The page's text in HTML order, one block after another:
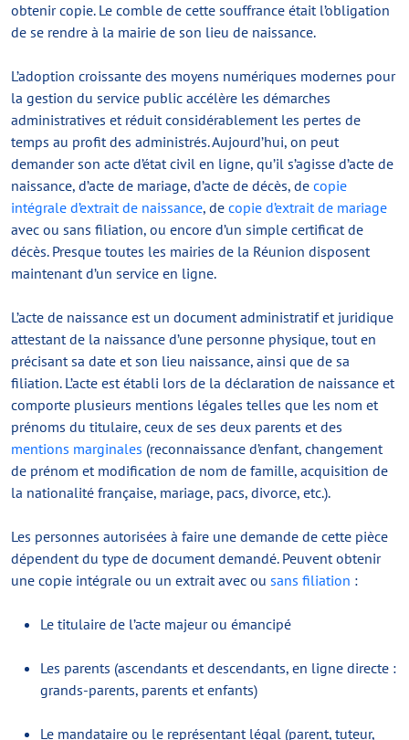
obtenir copie. Le comble de cette souffrance était l’obligation
de se rendre à la mairie de son lieu de naissance.
L’adoption croissante des moyens numériques modernes pour
la gestion du service public accélère les démarches
administratives et réduit considérablement les pertes de
temps au profit des administrés. Aujourd’hui, on peut
demander son acte d’état civil en ligne, qu’il s’agisse d’acte de
naissance, d’acte de mariage, d’acte de décès, de copie
intégrale d’extrait de naissance, de copie d’extrait de mariage
avec ou sans filiation, ou encore d’un simple certificat de
décès. Presque toutes les mairies de la Réunion disposent
maintenant d’un service en ligne.
L’acte de naissance est un document administratif et juridique
attestant de la naissance d’une personne physique, tout en
précisant sa date et son lieu naissance, ainsi que de sa
filiation. L’acte est établi lors de la déclaration de naissance et
comporte plusieurs mentions légales telles que les nom et
prénoms du titulaire, ceux de ses deux parents et des
mentions marginales (reconnaissance d’enfant, changement
de prénom et modification de nom de famille, acquisition de
la nationalité française, mariage, pacs, divorce, etc.).
Les personnes autorisées à faire une demande de cette pièce
dépendent du type de document demandé. Peuvent obtenir
une copie intégrale ou un extrait avec ou sans filiation :
Le titulaire de l’acte majeur ou émancipé
Les parents (ascendants et descendants, en ligne directe :
grands-parents, parents et enfants)
Le mandataire ou le représentant légal (parent, tuteur,